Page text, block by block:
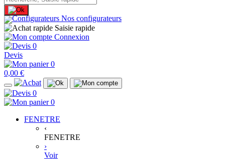
Nos configurateurs
Saisie rapide
Connexion
0
Devis
0
0,00 €
0
0
FENETRE
‹
FENETRE
›
Voir